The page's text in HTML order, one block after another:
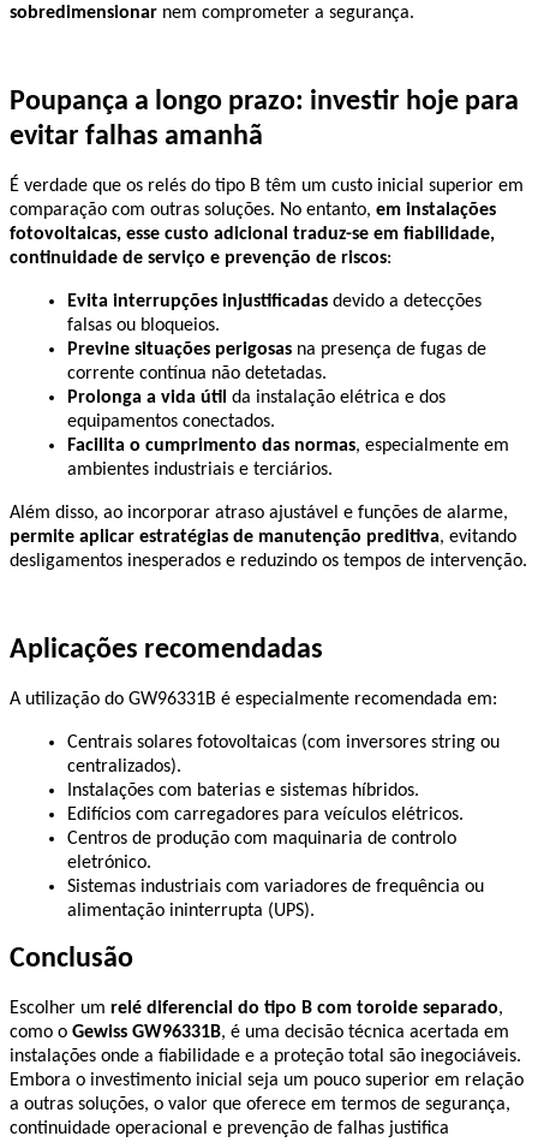
sobredimensionar nem comprometer a segurança.
Poupança a longo prazo: investir hoje para
evitar falhas amanhã
É verdade que os relés do tipo B têm um custo inicial superior em
comparação com outras soluções. No entanto, em instalações
fotovoltaicas, esse custo adicional traduz-se em fiabilidade,
continuidade de serviço e prevenção de riscos:
Evita interrupções injustificadas devido a detecções
falsas ou bloqueios.
Previne situações perigosas na presença de fugas de
corrente contínua não detetadas.
Prolonga a vida útil da instalação elétrica e dos
equipamentos conectados.
Facilita o cumprimento das normas, especialmente em
ambientes industriais e terciários.
permite aplicar estratégias de manutenção preditiva, evitando
desligamentos inesperados e reduzindo os tempos de intervenção.
Aplicações recomendadas
A utilização do GW96331B é especialmente recomendada em:
Centrais solares fotovoltaicas (com inversores string ou
centralizados).
Instalações com baterias e sistemas híbridos.
Edifícios com carregadores para veículos elétricos.
Centros de produção com maquinaria de controlo
eletrónico.
Sistemas industriais com variadores de frequência ou
alimentação ininterrupta (UPS).
Conclusão
Escolher um relé diferencial do tipo B com toroide separado,
como o Gewiss GW96331B, é uma decisão técnica acertada em
instalações onde a fiabilidade e a proteção total são inegociáveis.
Embora o investimento inicial seja um pouco superior em relação
a outras soluções, o valor que oferece em termos de segurança,
continuidade operacional e prevenção de falhas justifica